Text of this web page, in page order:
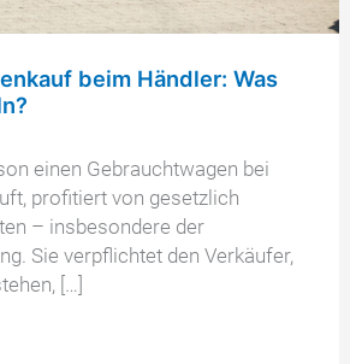
beim Händler: Was
einen Gebrauchtwagen bei
profitiert von gesetzlich
– insbesondere der
Sie verpflichtet den Verkäufer,
[…]